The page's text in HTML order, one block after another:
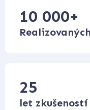
10 000+
25
let zkušeností